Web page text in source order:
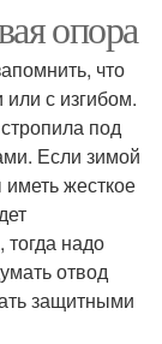
опора
что
с изгибом.
под
Если зимой
жесткое
тогда надо
отвод
защитными